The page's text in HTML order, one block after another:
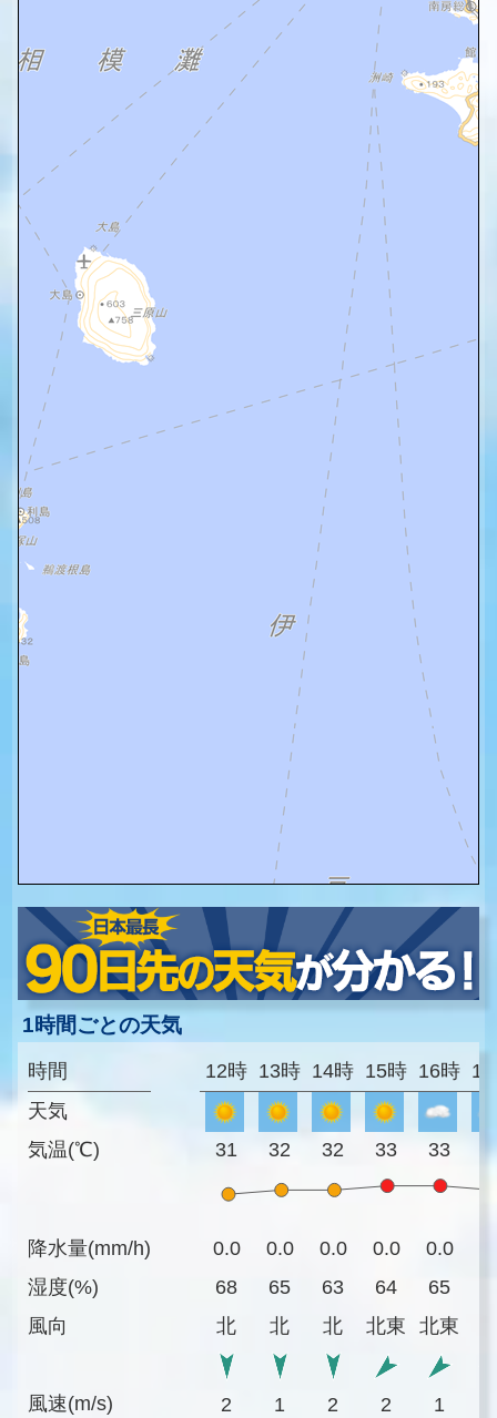
1時間ごとの天気
時間
天気
気温(℃)
降水量(mm/h)
湿度(%)
風向
風速(m/s)
12時 13時 14時 15時 16時
31 32 32 33 33
0.0 0.0 0.0 0.0 0.0
68
65 63 64 65
北
北 北 北東 北東
2 1 2 2 1